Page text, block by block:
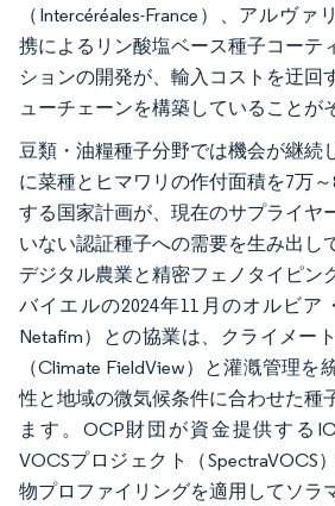
（Intercéréales-France）、アルヴ
携によるリン酸塩ベース種子コーテ
ションの開発が、輸入コストを迂回
ューチェーンを構築していることが
豆類・油糧種子分野では機会が継続
に菜種とヒマワリの作付面積を7万
する国家計画が、現在のサプライヤ
いない認証種子への需要を生み出し
デジタル農業と精密フェノタイピン
バイエルの2024年11月のオルビア
Netafim）との協業は、クライメー
（Climate FieldView）と灌漑管理
性と地域の微気候条件に合わせた種
ます。OCP財団が資金提供する
VOCSプロジェクト（SpectraVOCS
物プロファイリングを適用してソラ